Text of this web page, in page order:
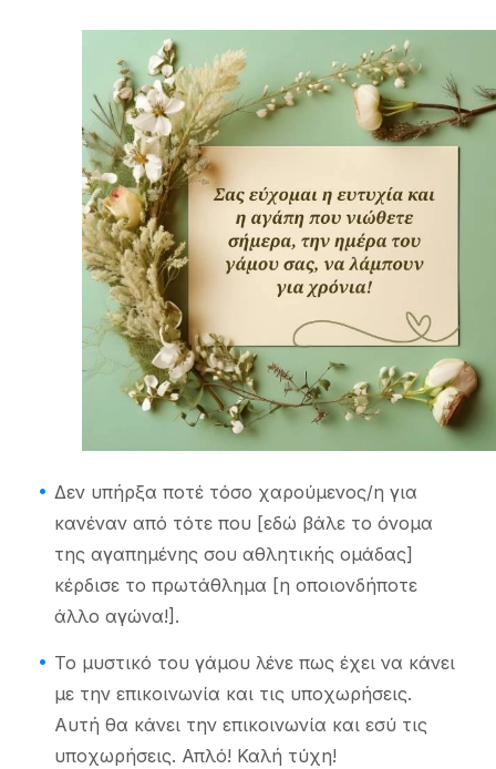
Δεν υπήρξα ποτέ τόσο χαρούμενος/η για
κανέναν από τότε που [εδώ βάλε το όνομα
της αγαπημένης σου αθλητικής ομάδας]
κέρδισε το πρωτάθλημα [η οποιονδήποτε
άλλο αγώνα!].
Το μυστικό του γάμου λένε πως έχει να κάνει
με την επικοινωνία και τις υποχωρήσεις.
Αυτή θα κάνει την επικοινωνία και εσύ τις
υποχωρήσεις. Απλό! Καλή τύχη!